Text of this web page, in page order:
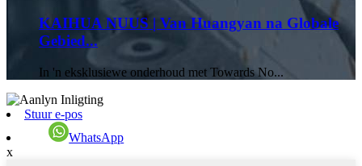
KAIHUA NUUS | Van Huangyan na Globale
Gebied...
In 'n eksklusiewe onderhoud met Towards No...
Stuur e-pos
WhatsApp
x